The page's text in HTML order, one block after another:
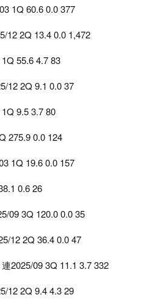
1Q 60.6 0.0 377
12 2Q 13.4 0.0 1,472
55.6 4.7 83
12 2Q 9.1 0.0 37
9.5 3.7 80
275.9 0.0 124
1Q 19.6 0.0 157
0.6 26
09 3Q 120.0 0.0 35
12 2Q 36.4 0.0 47
2025/09 3Q 11.1 3.7 332
12 2Q 9.4 4.3 29